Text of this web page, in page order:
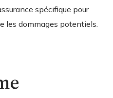
spécifique pour
les dommages potentiels.